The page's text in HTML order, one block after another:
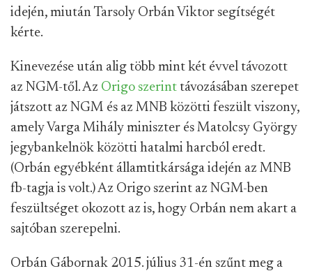
idején, miután Tarsoly Orbán Viktor segítségét
kérte.
Kinevezése után alig több mint két évvel távozott
az NGM-től. Az Origo szerint távozásában szerepet
játszott az NGM és az MNB közötti feszült viszony,
amely Varga Mihály miniszter és Matolcsy György
jegybankelnök közötti hatalmi harcból eredt.
(Orbán egyébként államtitkársága idején az MNB
fb-tagja is volt.) Az Origo szerint az NGM-ben
feszültséget okozott az is, hogy Orbán nem akart a
sajtóban szerepelni.
Orbán Gábornak 2015. július 31-én szűnt meg a